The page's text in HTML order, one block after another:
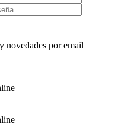
novedades por email